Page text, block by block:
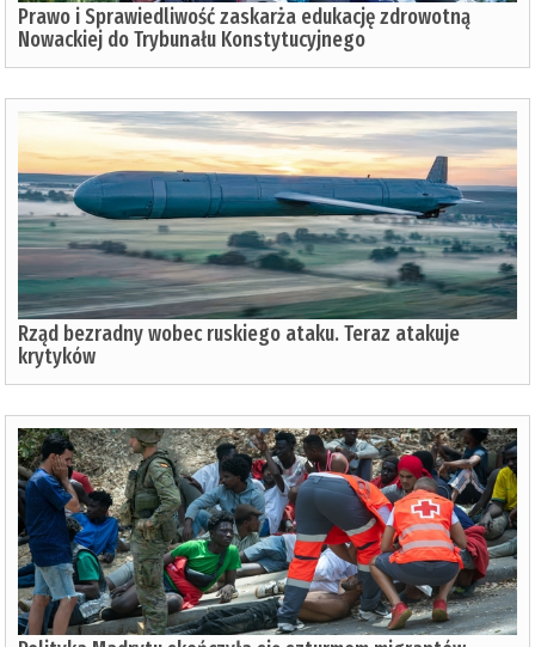
Prawo i Sprawiedliwość zaskarża edukację zdrowotną
Nowackiej do Trybunału Konstytucyjnego
Rząd bezradny wobec ruskiego ataku. Teraz atakuje
krytyków